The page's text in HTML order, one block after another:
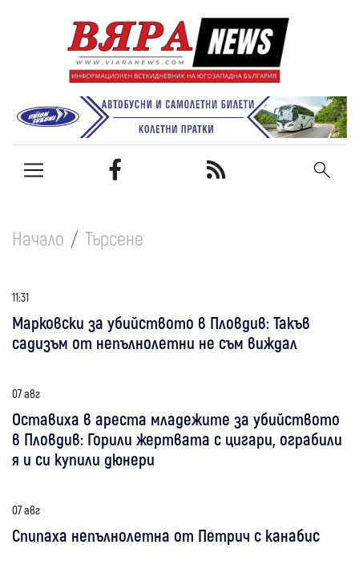
Начало Търсене
11:31
Марковски за убийството в Пловдив: Такъв
садизъм от непълнолетни не съм виждал
07 авг
Оставиха в ареста младежите за убийството
в Пловдив: Горили жертвата с цигари, ограбили
я и си купили дюнери
07 авг
Спипаха непълнолетна от Петрич с канабис